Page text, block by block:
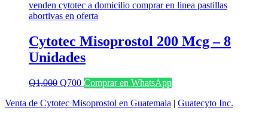
Cytotec Misoprostol 200 Mcg – 8
Unidades
Q1,000 El
original
Q700El
actual
Comprar en WhatsApp
Venta de Cytotec Misoprostol en Guatemala | Guatecyto Inc.